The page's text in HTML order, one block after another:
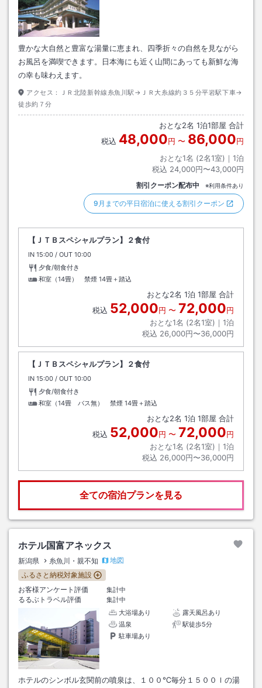
豊かな大自然と豊富な湯量に恵まれ、四季折々の自然を見ながら
お風呂を満喫できます。日本海にも近く山間にあっても新鮮な海
の幸も味わえます。
アクセス：
ＪＲ北陸新幹線糸魚川駅→ＪＲ大糸線約３５分平岩駅下車→
徒歩約７分
おとな2名 1泊1部屋 合計
税込 48,000円 〜 86,000円
おとな1名 (2名1室)｜ 1泊
税込 24,000円〜43,000円
割引クーポン配布中 ※利用条件あり
9月までの平日宿泊に使える割引クーポン
【ＪＴＢスペシャルプラン】２食付
IN チェックイン
15:00 / OUT チェックアウト
10:00
夕食/朝食付き
和室（14畳） 禁煙 14畳＋踏込
おとな2名 1泊 1部屋 合計
税込 52,000円 〜 72,000円
おとな1名 (2名1室)｜ 1泊
税込 26,000円〜36,000円
【ＪＴＢスペシャルプラン】２食付
IN チェックイン
15:00 / OUT チェックアウト
10:00
夕食/朝食付き
和室（14畳 バス無） 禁煙 14畳＋踏込
おとな2名 1泊 1部屋 合計
税込 52,000円 〜 72,000円
おとな1名 (2名1室)｜ 1泊
税込 26,000円〜36,000円
全ての宿泊プランを見る
ホテル国富アネックス
新潟県 糸魚川・親不知
地図
ふるさと納税対象施設
お客様アンケート評価
集計中
るるぶトラベル評価
集計中
大浴場あり
露天風呂あり
温泉
駅徒歩5分
駐車場あり
ホテルのシンボル玄関前の噴泉は、１００℃毎分１５００ｌの湯